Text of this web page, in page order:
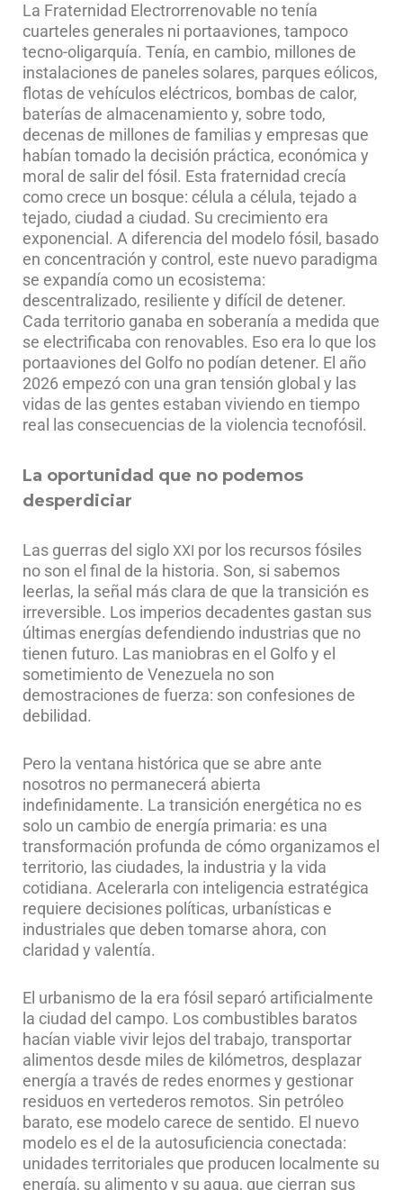
La Fraternidad Electrorrenovable no tenía
cuarteles generales ni portaaviones, tampoco
tecno-oligarquía. Tenía, en cambio, millones de
instalaciones de paneles solares, parques eólicos,
flotas de vehículos eléctricos, bombas de calor,
baterías de almacenamiento y, sobre todo,
decenas de millones de familias y empresas que
habían tomado la decisión práctica, económica y
moral de salir del fósil. Esta fraternidad crecía
como crece un bosque: célula a célula, tejado a
tejado, ciudad a ciudad. Su crecimiento era
exponencial. A diferencia del modelo fósil, basado
en concentración y control, este nuevo paradigma
se expandía como un ecosistema:
descentralizado, resiliente y difícil de detener.
Cada territorio ganaba en soberanía a medida que
se electrificaba con renovables. Eso era lo que los
portaaviones del Golfo no podían detener. El año
2026 empezó con una gran tensión global y las
vidas de las gentes estaban viviendo en tiempo
real las consecuencias de la violencia tecnofósil.
La oportunidad que no podemos
desperdiciar
Las guerras del siglo XXI por los recursos fósiles
no son el final de la historia. Son, si sabemos
leerlas, la señal más clara de que la transición es
irreversible. Los imperios decadentes gastan sus
últimas energías defendiendo industrias que no
tienen futuro. Las maniobras en el Golfo y el
sometimiento de Venezuela no son
demostraciones de fuerza: son confesiones de
debilidad.
Pero la ventana histórica que se abre ante
nosotros no permanecerá abierta
indefinidamente. La transición energética no es
solo un cambio de energía primaria: es una
transformación profunda de cómo organizamos el
territorio, las ciudades, la industria y la vida
cotidiana. Acelerarla con inteligencia estratégica
requiere decisiones políticas, urbanísticas e
industriales que deben tomarse ahora, con
claridad y valentía.
El urbanismo de la era fósil separó artificialmente
la ciudad del campo. Los combustibles baratos
hacían viable vivir lejos del trabajo, transportar
alimentos desde miles de kilómetros, desplazar
energía a través de redes enormes y gestionar
residuos en vertederos remotos. Sin petróleo
barato, ese modelo carece de sentido. El nuevo
modelo es el de la autosuficiencia conectada:
unidades territoriales que producen localmente su
energía, su alimento y su agua, que cierran sus